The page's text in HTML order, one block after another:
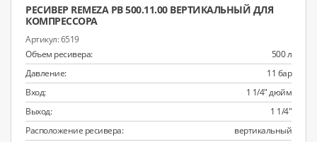
РЕСИВЕР REMEZA РВ 500.11.00 ВЕРТИКАЛЬНЫЙ ДЛЯ
КОМПРЕССОРА
6519
Объем ресивера:
500 л
Давление:
11 бар
Вход:
1 1/4" дюйм
Выход:
1 1/4"
Расположение ресивера:
вертикальный